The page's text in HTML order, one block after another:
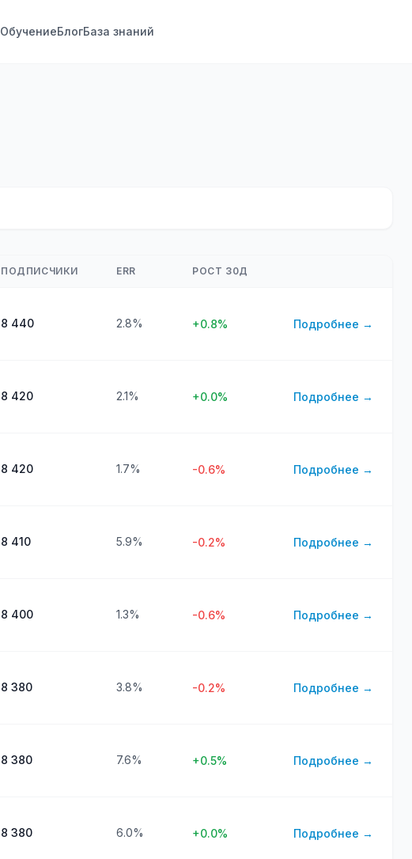
ОбучениеБлогБаза знаний
ПОДПИСЧИКИ ERR РОСТ 30Д
8 440 2.8% +0.8% Подробнее →
8 420 2.1% +0.0% Подробнее →
8 420 1.7% -0.6% Подробнее →
8 410 5.9% -0.2% Подробнее →
8 400 1.3% -0.6% Подробнее →
8 380 3.8% -0.2% Подробнее →
8 380 7.6% +0.5% Подробнее →
8 380 6.0% +0.0% Подробнее →